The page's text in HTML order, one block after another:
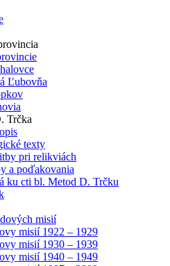
Ľubovňa
Trčka
texty
pri relikviách
a poďakovania
ku cti bl. Metod D. Trčku
misií
misií 1922 – 1929
misií 1930 – 1939
misií 1940 – 1949